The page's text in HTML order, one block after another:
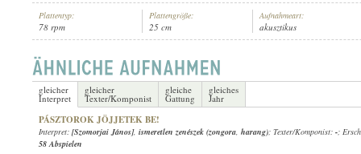
Plattentyp:
78 rpm
Plattengröße:
25 cm
Aufnahmeart:
akusztikus
gleicher
Interpret
gleicher
Texter/Komponist
gleiche
Gattung
gleiches
Jahr
PÁSZTOROK JÖJJETEK BE!
Interpret: [Szomorjai János], ismeretlen zenészek (zongora, harang); Texter/Komponist: -;
58 Abspielen